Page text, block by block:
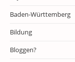
Baden-Württemberg
Bildung
Bloggen?